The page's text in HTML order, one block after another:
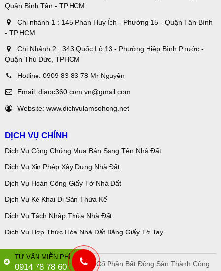
Quận Bình Tân - TP.HCM
Chi nhánh 1 : 145 Phan Huy Ích - Phường 15 - Quận Tân Bình
- TP.HCM
Chi Nhánh 2 : 343 Quốc Lộ 13 - Phường Hiệp Bình Phước -
Quận Thủ Đức, TPHCM
Hotline: 0909 83 83 78 Mr Nguyên
Email: diaoc360.com.vn@gmail.com
Website: www.dichvulamsohong.net
DỊCH VỤ CHÍNH
Dịch Vụ Công Chứng Mua Bán Sang Tên Nhà Đất
Dịch Vụ Xin Phép Xây Dựng Nhà Đất
Dịch Vụ Hoàn Công Giấy Tờ Nhà Đất
Dịch Vụ Kê Khai Di Sản Thừa Kế
Dịch Vụ Tách Nhập Thửa Nhà Đất
Dịch Vụ Hợp Thức Hóa Nhà Đất Bằng Giấy Tờ Tay
Copyright © 2018 Công Ty Cổ Phần Bất Động Sản Thành Công
TƯ VẤN MIỄN PHÍ
0914 78 78 60